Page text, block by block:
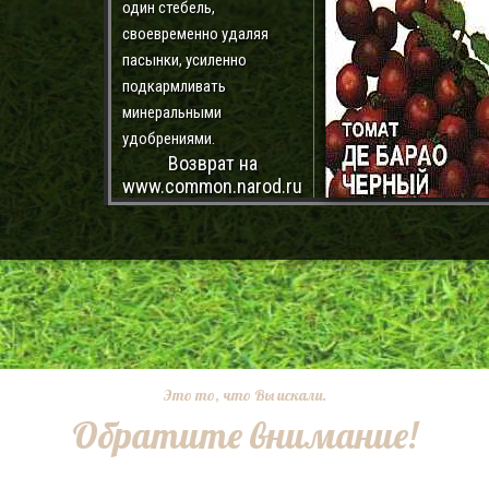
один стебель,
своевременно удаляя
пасынки, усиленно
подкармливать
минеральными
удобрениями.
Возврат на
www.common.narod.ru
Это то, что Вы искали.
Обратите внимание!